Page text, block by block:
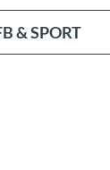
& SPORT